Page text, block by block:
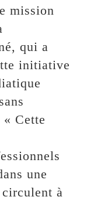
mission
qui a
initiative
Cette
une
à